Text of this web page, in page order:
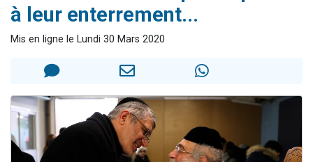
Il reste 49 places pour étudier en groupe sur Zoom
12 nouvelles musiques dans Torah-Box Music
Il reste 49 places pour étudier en groupe sur Zoom
16 personnes viennent de faire un don pour Diane, 80 ans, dans un appartement insalubre
à leur enterrement...
Mis en ligne le Lundi 30 Mars 2020